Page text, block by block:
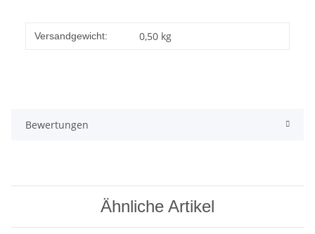
Versandgewicht: 0,50 kg
Bewertungen
Ähnliche Artikel